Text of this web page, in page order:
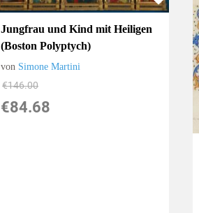
Jungfrau und Kind mit Heiligen
(Boston Polyptych)
von Simone Martini
€146.00
€84.68